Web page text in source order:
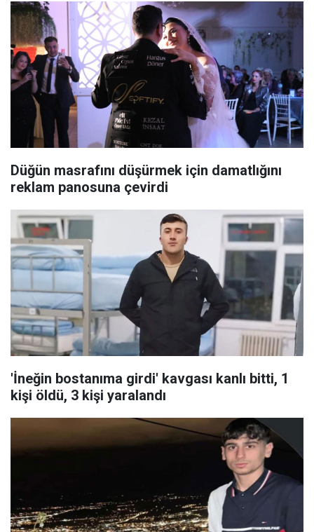
Düğün masrafını düşürmek için damatlığını
reklam panosuna çevirdi
'İneğin bostanıma girdi' kavgası kanlı bitti, 1
kişi öldü, 3 kişi yaralandı